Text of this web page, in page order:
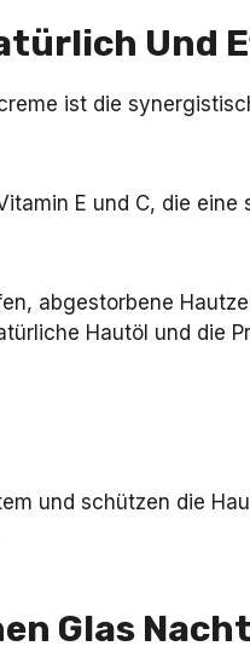
Und
ist die
E und C, die eine
abgestorbene
Hautöl und die
und schützen die
Glas